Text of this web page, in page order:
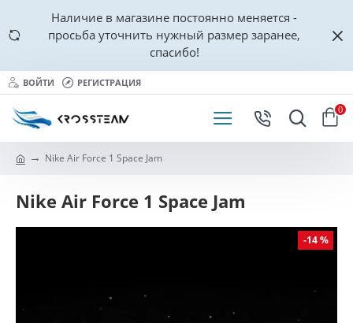
Наличие в магазине постоянно меняется -
просьба уточнить нужный размер заранее,
спасибо!
ВОЙТИ РЕГИСТРАЦИЯ
0
Nike Air Force 1 Space Jam
Nike Air Force 1 Space Jam
-14 %